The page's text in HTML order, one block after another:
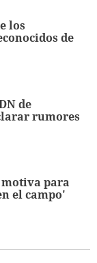
los
de
de
rumores
para
el campo'